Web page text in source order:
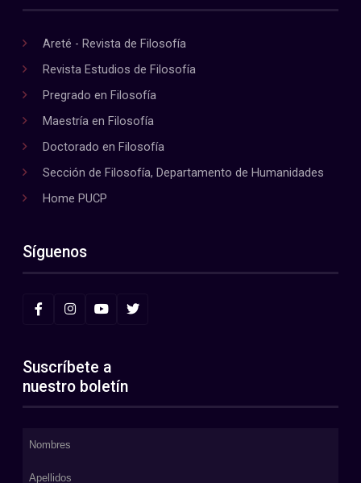
Areté - Revista de Filosofía
Revista Estudios de Filosofía
Pregrado en Filosofía
Maestría en Filosofía
Doctorado en Filosofía
Sección de Filosofía, Departamento de Humanidades
Home PUCP
Síguenos
Suscríbete a
nuestro boletín